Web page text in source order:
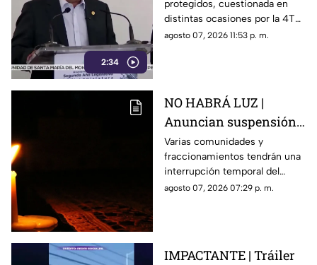
2:34
Ayotzinapa
protegidos, cuestionada en
distintas ocasiones por la 4T
cuando es utilizada por
investigación contra el
exgobernador
agosto 07, 2026 11:53 p. m.
NO HABRÁ LUZ |
Anuncian suspensión
del suministro eléctrico
en Querétaro; estás
serán las zonas
afectadas
Varias comunidades y
fraccionamientos tendrán una
interrupción temporal del
servicio eléctrico durante
agosto 07, 2026 07:29 p. m.
IMPACTANTE | Tráiler